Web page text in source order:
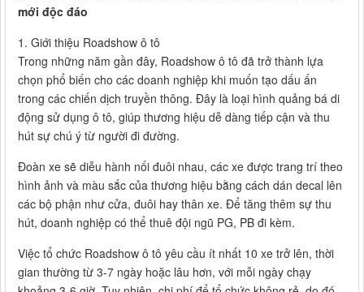
mới độc đáo
1. Giới thiệu Roadshow ô tô
Trong những năm gần đây, Roadshow ô tô đã trở thành lựa
chọn phổ biến cho các doanh nghiệp khi muốn tạo dấu ấn
trong các chiến dịch truyền thông. Đây là loại hình quảng bá di
động sử dụng ô tô, giúp thương hiệu dễ dàng tiếp cận và thu
hút sự chú ý từ người đi đường.
Đoàn xe sẽ diễu hành nối đuôi nhau, các xe được trang trí theo
hình ảnh và màu sắc của thương hiệu bằng cách dán decal lên
các bộ phận như cửa, đuôi hay thân xe. Để tăng thêm sự thu
hút, doanh nghiệp có thể thuê đội ngũ PG, PB đi kèm.
Việc tổ chức Roadshow ô tô yêu cầu ít nhất 10 xe trở lên, thời
gian thường từ 3-7 ngày hoặc lâu hơn, với mỗi ngày chạy